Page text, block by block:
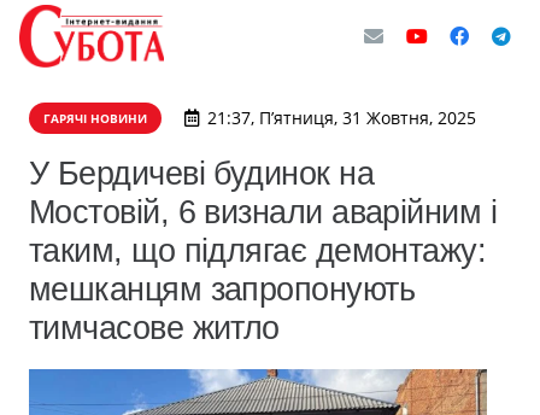
ГАРЯЧІ НОВИНИ 21:37, П’ятниця, 31 Жовтня, 2025
У Бердичеві будинок на
Мостовій, 6 визнали аварійним і
таким, що підлягає демонтажу:
мешканцям запропонують
тимчасове житло